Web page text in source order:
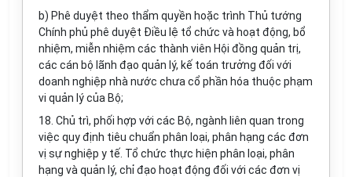
b) Phê duyệt theo thẩm quyền hoặc trình Thủ tướng
Chính phủ phê duyệt Điều lệ tổ chức và hoạt động, bổ
nhiệm, miễn nhiệm các thành viên Hội đồng quản trị,
các cán bộ lãnh đạo quản lý, kế toán trưởng đối với
doanh nghiệp nhà nước chưa cổ phần hóa thuộc phạm
vi quản lý của Bộ;
18. Chủ trì, phối hợp với các Bộ, ngành liên quan trong
việc quy định tiêu chuẩn phân loại, phân hạng các đơn
vị sự nghiệp y tế. Tổ chức thực hiện phân loại, phân
hạng và quản lý, chỉ đạo hoạt động đối với các đơn vị